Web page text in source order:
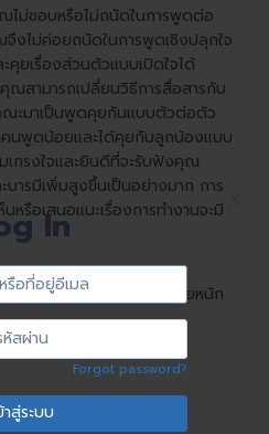
In
Forgot password?
ไม่ชอบหรือไม่ถนัดในการพูดต่อ
งไม่ค่อยถนัดในการพูดเชิงปลุกใจ
ยเรื่องส่วนตัวแบบเปิดใจได้
สามารถเปลี่ยนวิธีการสื่อสารกับ
ะมาเป็นพูดคุยกันแบบตัวต่อตัว
นพูดน้อยและได้คุยกับลูกน้องแบบ
เกรงใจและยินดีที่จะรับฟังคุณ
ารมีเพิ่มสูงขึ้นเป็นอย่างมาก การ
รือเสนอแนะเรื่องการทำงานจะมี
ป็นหัวหน้างานที่พูดน้อยต่อยหนัก
vote